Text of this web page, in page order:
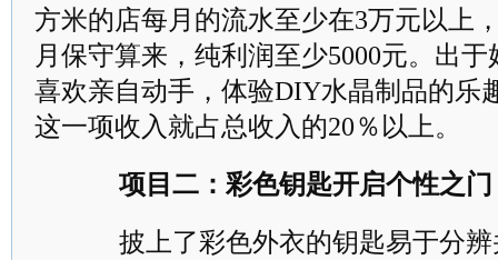
方米的店每月的流水至少在3万元以上
月保守算来，纯利润至少5000元。出
喜欢亲自动手，体验DIY水晶制品的乐
这一项收入就占总收入的20％以上。
项目二：彩色钥匙开启个性之门
披上了彩色外衣的钥匙易于分辨